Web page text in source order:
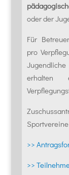
oder der
Für
pro
erhalten
>>
>>